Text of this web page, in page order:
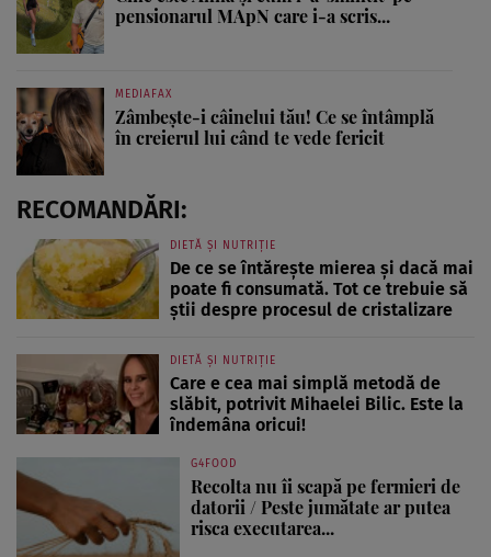
pensionarul MApN care i-a scris...
MEDIAFAX
Zâmbește-i câinelui tău! Ce se întâmplă
în creierul lui când te vede fericit
RECOMANDĂRI:
DIETĂ ȘI NUTRIȚIE
De ce se întărește mierea și dacă mai
poate fi consumată. Tot ce trebuie să
știi despre procesul de cristalizare
DIETĂ ȘI NUTRIȚIE
Care e cea mai simplă metodă de
slăbit, potrivit Mihaelei Bilic. Este la
îndemâna oricui!
G4FOOD
Recolta nu îi scapă pe fermieri de
datorii / Peste jumătate ar putea
risca executarea...